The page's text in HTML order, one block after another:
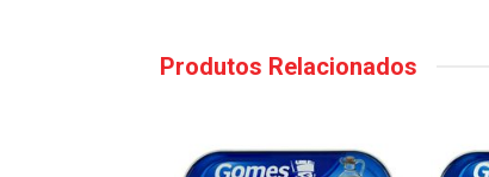
Produtos Relacionados